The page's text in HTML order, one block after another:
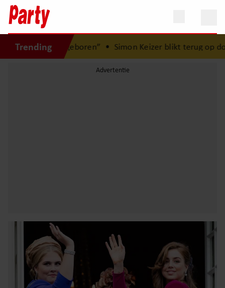
Trending
geboren”• Simon Keizer blikt terug op donkere